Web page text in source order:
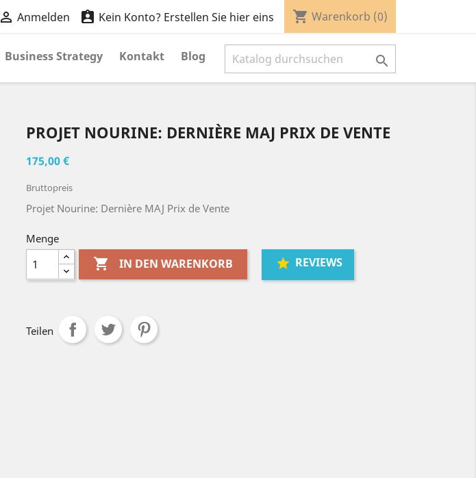
 Anmelden  Kein Konto? Erstellen Sie hier eins shopping_cart Warenkorb (0)
Business Strategy Kontakt Blog 
PROJET NOURINE: DERNIÈRE MAJ PRIX DE VENTE
175,00 €
Bruttopreis
Projet Nourine: Dernière MAJ Prix de Vente
Menge
 IN DEN WARENKORB REVIEWS
Teilen